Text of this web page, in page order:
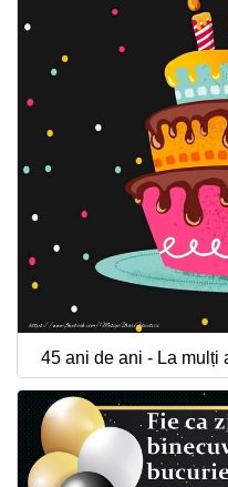
45 ani de ani - La mulți